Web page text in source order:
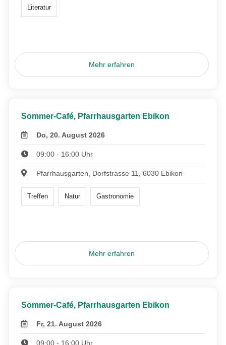
Literatur
Mehr erfahren
Sommer-Café, Pfarrhausgarten Ebikon
Do, 20. August 2026
09:00 - 16:00 Uhr
Pfarrhausgarten, Dorfstrasse 11, 6030 Ebikon
Treffen Natur Gastronomie
Mehr erfahren
Sommer-Café, Pfarrhausgarten Ebikon
Fr, 21. August 2026
09:00 - 16:00 Uhr